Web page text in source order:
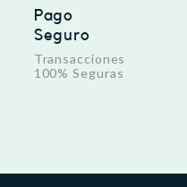
Pago
Seguro
Transacciones
100% Seguras